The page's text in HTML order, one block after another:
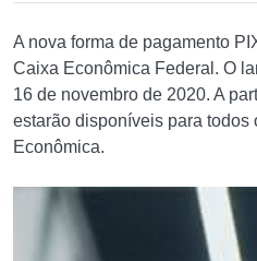
A nova forma de pagamento
Caixa Econômica Federal. O
16 de novembro de 2020. A
estarão disponíveis para todos
Econômica.